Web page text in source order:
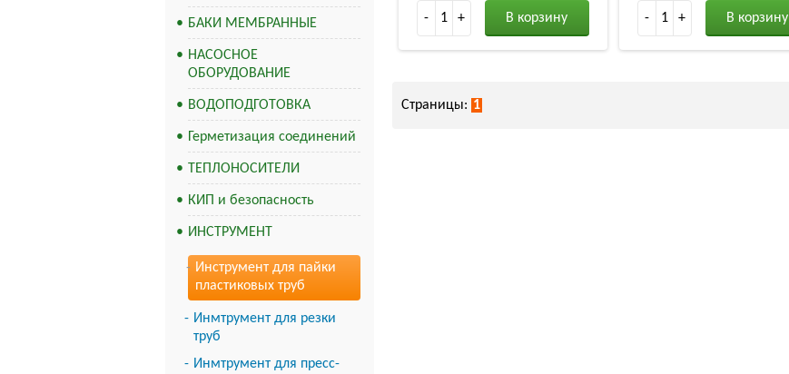
БАКИ МЕМБРАННЫЕ
НАСОСНОЕ
ОБОРУДОВАНИЕ
ВОДОПОДГОТОВКА
Герметизация соединений
ТЕПЛОНОСИТЕЛИ
КИП и безопасность
ИНСТРУМЕНТ
Инструмент для пайки
пластиковых труб
Инмтрумент для резки
труб
Инмтрумент для пресс-
- 1 + В корзину - 1 + В корзину
Страницы: 1